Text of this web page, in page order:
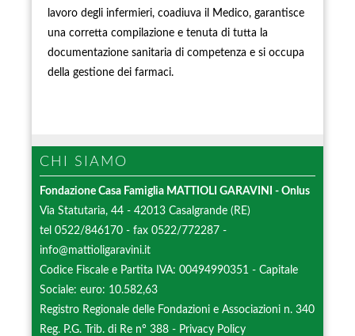
lavoro degli infermieri, coadiuva il Medico, garantisce
una corretta compilazione e tenuta di tutta la
documentazione sanitaria di competenza e si occupa
della gestione dei farmaci.
CHI SIAMO
Fondazione Casa Famiglia MATTIOLI GARAVINI
- Onlus
Via Statutaria, 44 - 42013 Casalgrande (RE)
tel 0522/846170 - fax 0522/772287 -
info@mattioligaravini.it
Codice Fiscale e Partita IVA: 00494990351 - Capitale
Sociale: euro: 10.582,63
Registro Regionale delle Fondazioni e Associazioni n. 340
Reg. P.G. Trib. di Re n° 388 - Privacy Policy